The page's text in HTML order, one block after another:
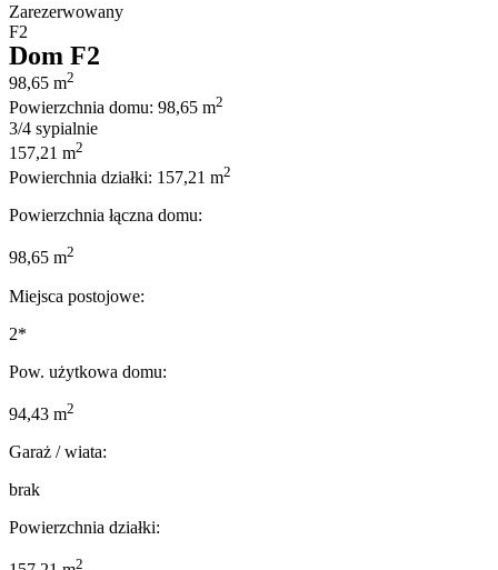
Zarezerwowany
F2
Dom F2
98,65 m2
Powierzchnia domu: 98,65 m2
3/4 sypialnie
157,21 m2
Powierchnia działki: 157,21 m2
Powierzchnia łączna domu:
98,65 m2
Miejsca postojowe:
2*
Pow. użytkowa domu:
94,43 m2
Garaż / wiata:
brak
Powierzchnia działki:
2